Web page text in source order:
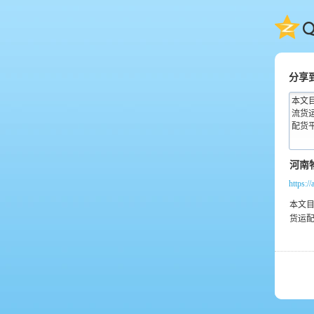
QQ
分享
本文
流货
配货
https://